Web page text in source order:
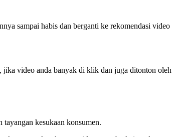
sampai habis dan berganti ke rekomendasi video
jika video anda banyak di klik dan juga ditonton oleh
kesukaan konsumen.